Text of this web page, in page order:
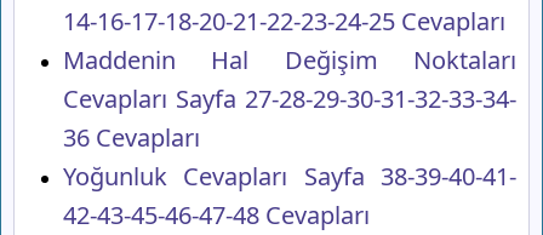
14-16-17-18-20-21-22-23-24-25 Cevapları
Maddenin Hal Değişim Noktaları
Cevapları Sayfa 27-28-29-30-31-32-33-34-
36 Cevapları
Yoğunluk Cevapları Sayfa 38-39-40-41-
42-43-45-46-47-48 Cevapları